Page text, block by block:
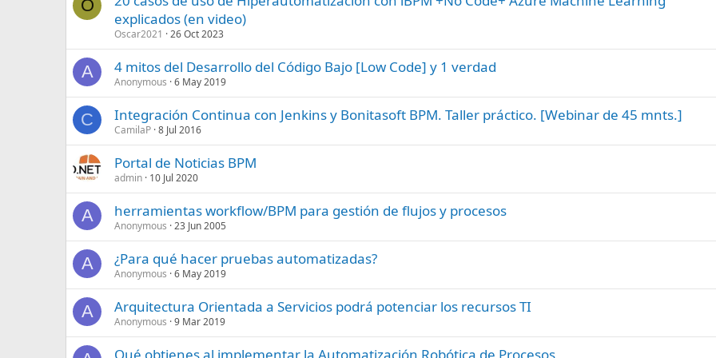
O
explicados (en video)
Oscar2021 26 Oct 2023
A 4 mitos del Desarrollo del Código Bajo [Low Code] y 1 verdad
Anonymous 6 May 2019
C Integración Continua con Jenkins y Bonitasoft BPM. Taller práctico. [Webinar de 45 mnts.]
CamilaP 8 Jul 2016
Portal de Noticias BPM
admin 10 Jul 2020
A herramientas workflow/BPM para gestión de flujos y procesos
Anonymous 23 Jun 2005
A ¿Para qué hacer pruebas automatizadas?
Anonymous 6 May 2019
A Arquitectura Orientada a Servicios podrá potenciar los recursos TI
Anonymous 9 Mar 2019